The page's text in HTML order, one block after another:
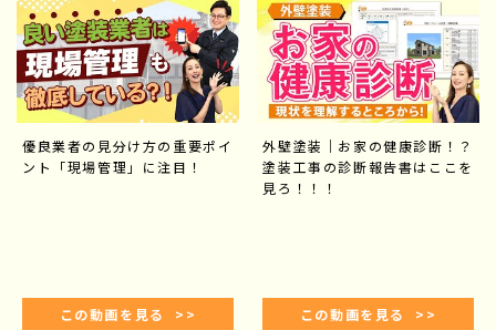
優良業者の見分け方の重要ポイ
ント「現場管理」に注目！
この動画を見る >>
外壁塗装｜お家の健康診断！？
塗装工事の診断報告書はここを
見ろ！！！
この動画を見る >>